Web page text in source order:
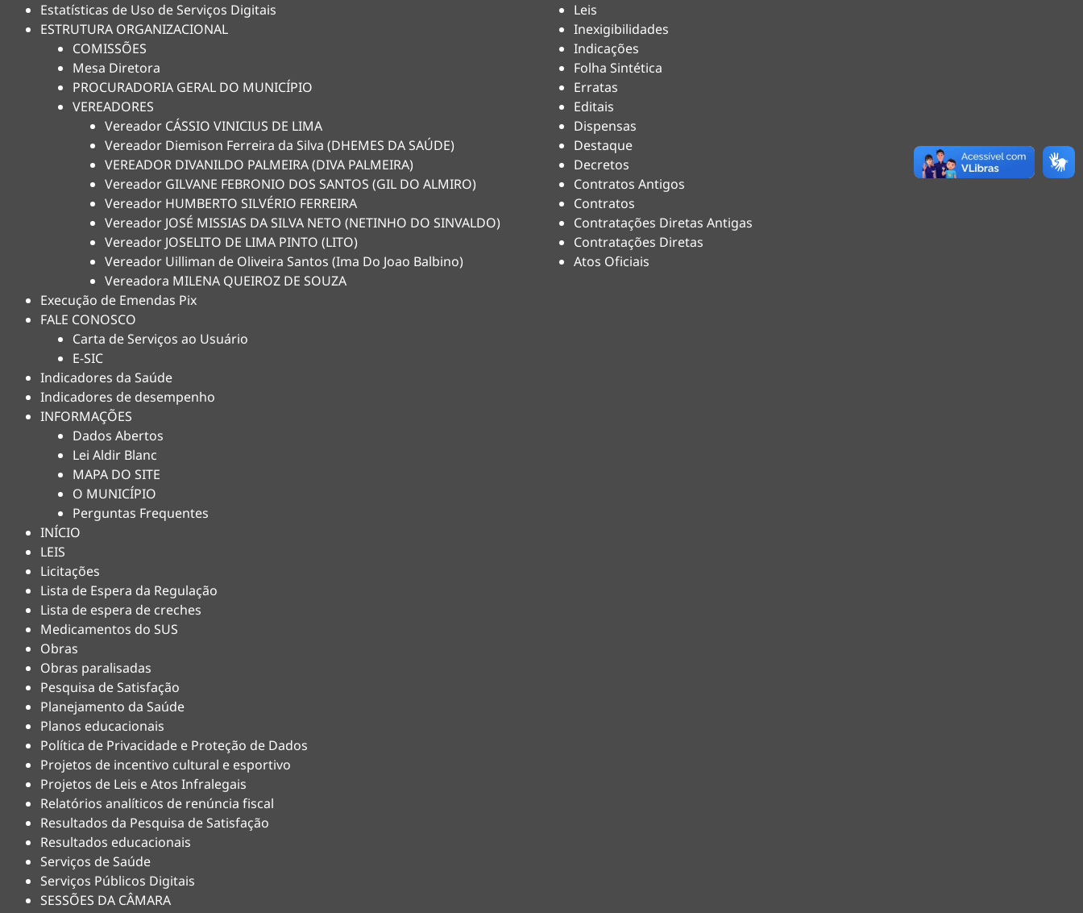
Estatísticas de Uso de Serviços Digitais
ESTRUTURA ORGANIZACIONAL
COMISSÕES
Mesa Diretora
PROCURADORIA GERAL DO MUNICÍPIO
VEREADORES
Vereador CÁSSIO VINICIUS DE LIMA
Vereador Diemison Ferreira da Silva (DHEMES DA SAÚDE)
VEREADOR DIVANILDO PALMEIRA (DIVA PALMEIRA)
Vereador GILVANE FEBRONIO DOS SANTOS (GIL DO ALMIRO)
Vereador HUMBERTO SILVÉRIO FERREIRA
Vereador JOSÉ MISSIAS DA SILVA NETO (NETINHO DO SINVALDO)
Vereador JOSELITO DE LIMA PINTO (LITO)
Vereador Uilliman de Oliveira Santos (Ima Do Joao Balbino)
Vereadora MILENA QUEIROZ DE SOUZA
Execução de Emendas Pix
FALE CONOSCO
Carta de Serviços ao Usuário
E-SIC
Indicadores da Saúde
Indicadores de desempenho
INFORMAÇÕES
Dados Abertos
Lei Aldir Blanc
MAPA DO SITE
O MUNICÍPIO
Perguntas Frequentes
INÍCIO
LEIS
Licitações
Lista de Espera da Regulação
Lista de espera de creches
Medicamentos do SUS
Obras
Obras paralisadas
Pesquisa de Satisfação
Planejamento da Saúde
Planos educacionais
Política de Privacidade e Proteção de Dados
Projetos de incentivo cultural e esportivo
Projetos de Leis e Atos Infralegais
Relatórios analíticos de renúncia fiscal
Resultados da Pesquisa de Satisfação
Resultados educacionais
Serviços de Saúde
Serviços Públicos Digitais
SESSÕES DA CÂMARA
Leis
Inexigibilidades
Indicações
Folha Sintética
Erratas
Editais
Dispensas
Destaque
Decretos
Contratos Antigos
Contratos
Contratações Diretas Antigas
Contratações Diretas
Atos Oficiais